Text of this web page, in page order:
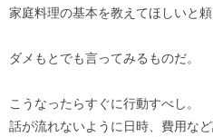
家庭料理の基本を教えてほしいと
ダメもとでも言ってみるものだ。
こうなったらすぐに行動すべし。
話が流れないように日時、費用など